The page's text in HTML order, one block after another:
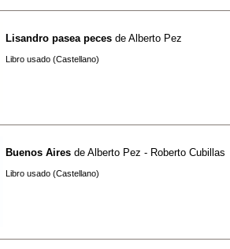
Lisandro pasea peces de Alberto Pez
Libro usado (Castellano)
Buenos Aires de Alberto Pez - Roberto Cubillas
Libro usado (Castellano)